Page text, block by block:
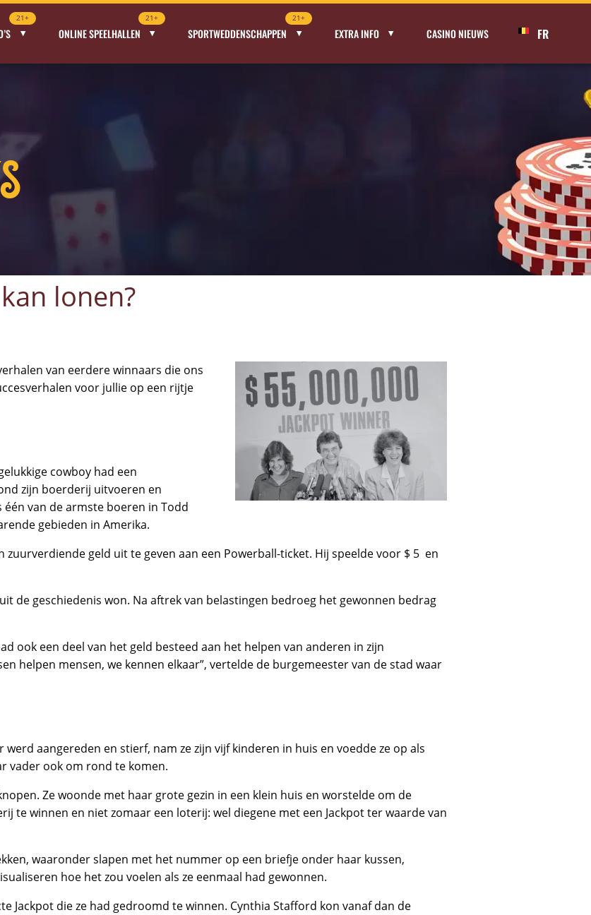
21+
ONLINE SPEELHALLEN
21+
SPORTWEDDENSCHAPPEN
21+
EXTRA INFO CASINO NIEUWS FR
lonen?
van eerdere winnaars die ons
voor jullie op een rijtje
cowboy had een
zijn boerderij uitvoeren en
van de armste boeren in Todd
gebieden in Amerika.
geld uit te geven aan een Powerball-ticket. Hij speelde voor $ 5 en
de geschiedenis won. Na aftrek van belastingen bedroeg het gewonnen bedrag
ook een deel van het geld besteed aan het helpen van anderen in zijn
helpen mensen, we kennen elkaar”, vertelde de burgemeester van de stad waar
aangereden en stierf, nam ze zijn vijf kinderen in huis en voedde ze op als
vader ook om rond te komen.
Ze woonde met haar grote gezin in een klein huis en worstelde om de
te winnen en niet zomaar een loterij: wel diegene met een Jackpot ter waarde van
waaronder slapen met het nummer op een briefje onder haar kussen,
hoe het zou voelen als ze eenmaal had gewonnen.
Jackpot die ze had gedroomd te winnen. Cynthia Stafford kon vanaf dan de